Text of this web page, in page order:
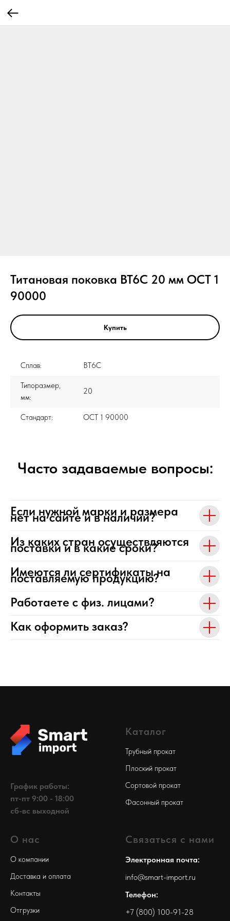
Титановая поковка ВТ6С 20 мм ОСТ 1
90000
Купить
Сплав: ВТ6С
Типоразмер,
мм:
20
Стандарт: ОСТ 1 90000
Часто задаваемые вопросы:
Если нужной марки и размера
нет на сайте и в наличии?
Из каких стран осуществляются
поставки и в какие сроки?
Имеются ли сертификаты на
поставляемую продукцию?
Работаете с физ. лицами?
Как оформить заказ?
График работы:
пт-пт 9:00 - 18:00
сб-вс выходной
Каталог
Трубный прокат
Плоский прокат
Сортовой прокат
Фасонный прокат
О нас
О компании
Доставка и оплата
Контакты
Отгрузки
Связаться с нами
Электронная почта:
info@smart-import.ru
Телефон:
+7 (800) 100-91-28